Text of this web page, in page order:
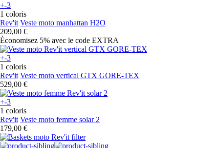
+-3
1 coloris
Rev'it Veste moto manhattan H2O
209,00 €
Économisez 5% avec le code EXTRA
+-3
1 coloris
Rev'it Veste moto vertical GTX GORE-TEX
529,00 €
+-3
1 coloris
Rev'it Veste moto femme solar 2
179,00 €